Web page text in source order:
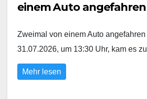
einem Auto angefahren
Zweimal von einem Auto
31.07.2026, um 13:30 Uhr, kam es
Mehr lesen